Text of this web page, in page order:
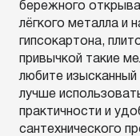
бережного
лёгкого металла и
гипсокартона,
привычкой такие
любите изысканный
лучше
практичности и
сантехнического